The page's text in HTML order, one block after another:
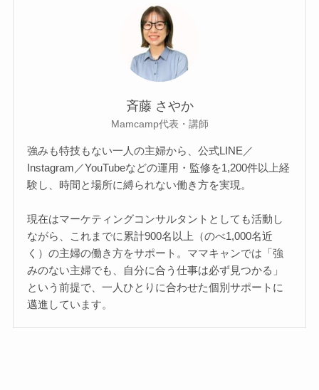
斉藤 さやか
Mamcamp代表・講師
強みも特技もない一人の主婦から、公式LINE／
Instagram／YouTubeなどの運用・監修を1,200件以上経
験し、時間と場所に縛られない働き方を実現。
現在はマーケティングコンサルタントとしても活動し
ながら、これまでに累計900名以上（のべ1,000名近
く）の主婦の働き方をサポート。ママキャンでは「強
みのない主婦でも、自分に合う仕事は必ず見つかる」
という前提で、一人ひとりに合わせた個別サポートに
邁進しています。